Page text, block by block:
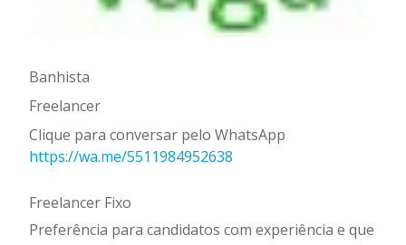
Banhista
Freelancer
Clique para conversar pelo WhatsApp
https://wa.me/5511984952638
Freelancer Fixo
Preferência para candidatos com experiência e que